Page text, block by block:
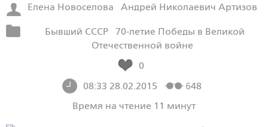
Елена Новоселова Андрей Николаевич Артизов
Бывший СССР
70-летие Победы в Великой
Отечественной войне
0
08:33 28.02.2015
648
Время на чтение 11 минут